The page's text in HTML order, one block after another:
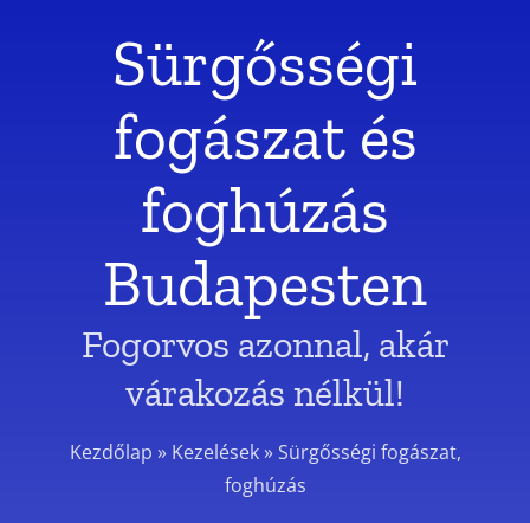
Sürgősségi
fogászat és
foghúzás
Budapesten
Fogorvos azonnal, akár
várakozás nélkül!
Kezdőlap » Kezelések»Sürgősségi fogászat,
foghúzás